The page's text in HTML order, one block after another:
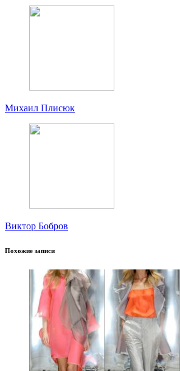
Михаил Плисюк
Виктор Бобров
Похожие записи